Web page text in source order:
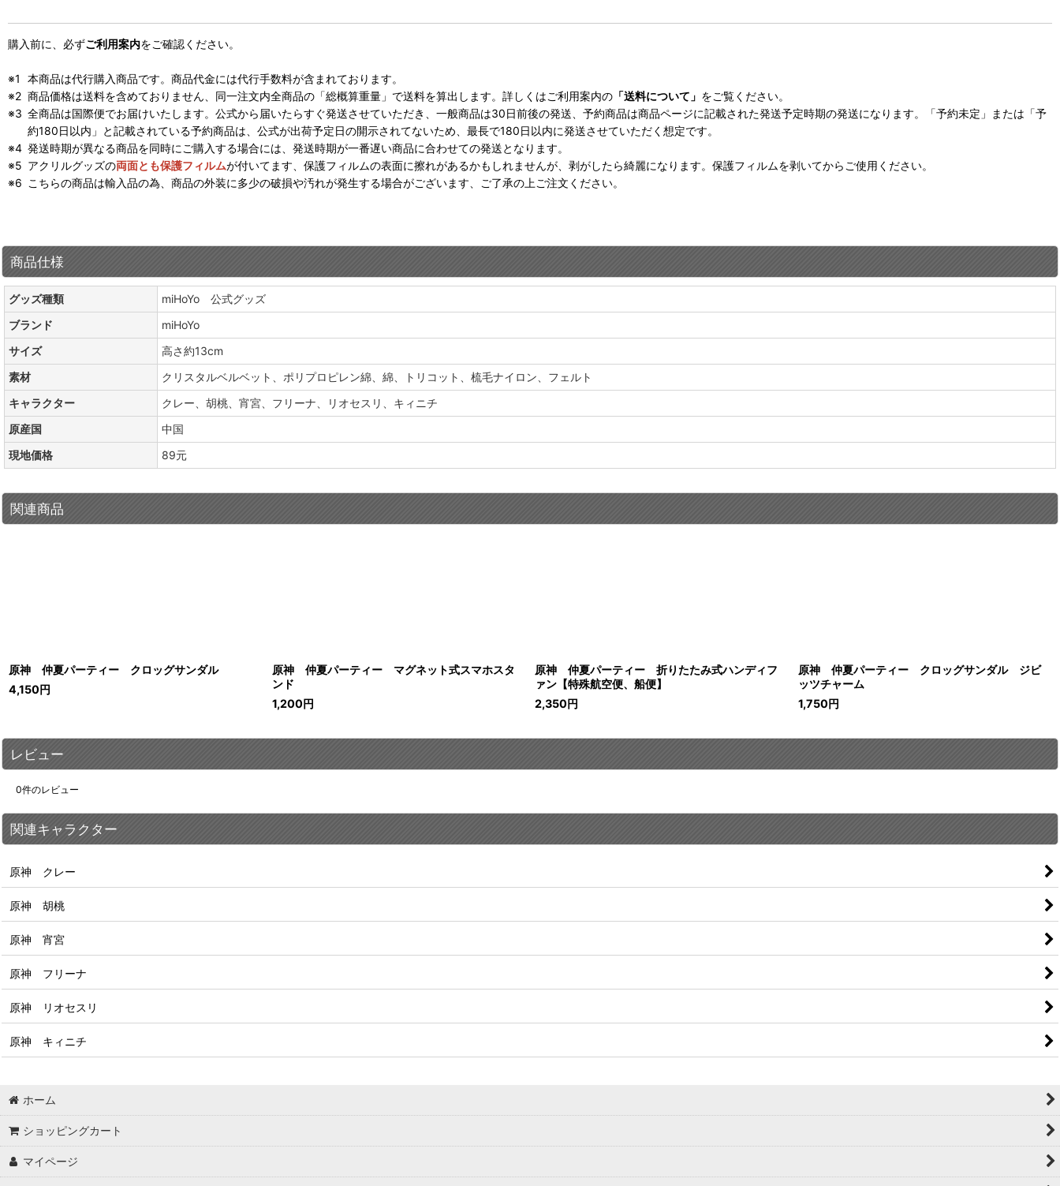
購入前に、必ずご利用案内をご確認ください。
本商品は代行購入商品です。商品代金には代行手数料が含まれております。
商品価格は送料を含めておりません、同一注文内全商品の「総概算重量」で送料を算出します。詳しくはご利用案内の 「送料について」 をご覧ください。
全商品は国際便でお届けいたします。公式から届いたらすぐ発送させていただき、一般商品は30日前後の発送、予約商品は商品ページに記載された発送予定時期の発送になります。「予約未定」または「予
約180日以内」と記載されている予約商品は、公式が出荷予定日の開示されてないため、最長で180日以内に発送させていただく想定です。
発送時期が異なる商品を同時にご購入する場合には、発送時期が一番遅い商品に合わせての発送となります。
アクリルグッズの両面とも保護フィルムが付いてます、保護フィルムの表面に擦れがあるかもしれませんが、剥がしたら綺麗になります。保護フィルムを剥いてからご使用ください。
こちらの商品は輸入品の為、商品の外装に多少の破損や汚れが発生する場合がございます、ご了承の上ご注文ください。
商品仕様
グッズ種類
miHoYo 公式グッズ
ブランド
miHoYo
サイズ
高さ約13cm
素材
クリスタルベルベット、ポリプロピレン綿、綿、トリコット、梳毛ナイロン、フェルト
キャラクター
クレー、胡桃、宵宮、フリーナ、リオセスリ、キィニチ
原産国
中国
現地価格
89元
関連商品
原神 仲夏パーティー クロッグサンダル
4,150円
原神 仲夏パーティー マグネット式スマホスタ
ンド
1,200円
原神 仲夏パーティー 折りたたみ式ハンディフ
ァン【特殊航空便、船便】
2,350円
原神 仲夏パーティー クロッグサンダル ジビ
ッツチャーム
1,750円
レビュー
0件のレビュー
関連キャラクター
原神 クレー
原神 胡桃
原神 宵宮
原神 フリーナ
原神 リオセスリ
原神 キィニチ
ホーム
ショッピングカート
マイページ